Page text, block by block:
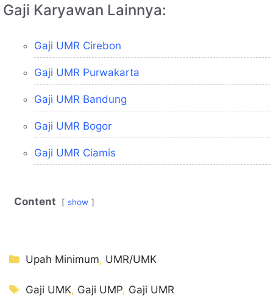
Gaji Karyawan Lainnya:
Gaji UMR Cirebon
Gaji UMR Purwakarta
Gaji UMR Bandung
Gaji UMR Bogor
Gaji UMR Ciamis
Content show
Kategori
Upah Minimum, UMR/UMK
Tag
Gaji UMK, Gaji UMP, Gaji UMR